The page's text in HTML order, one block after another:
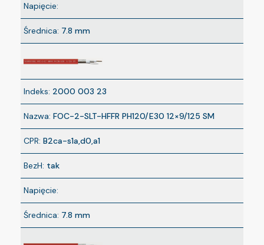
Napięcie:
Średnica: 7.8 mm
Indeks: 2000 003 23
Nazwa: FOC-2-SLT-HFFR PH120/E30 12×9/125 SM
CPR: B2ca-s1a,d0,a1
BezH: tak
Napięcie:
Średnica: 7.8 mm